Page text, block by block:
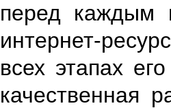
перед каждым
интернет-
всех этапах
качественная